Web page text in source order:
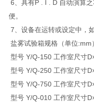
6、具有P . I . D 自动演算
便。
7、设备在运转或设定中，
盐雾试验箱规格（单位:mm
型号 Y/Q-150 工作室尺寸
型号 Y/Q-250 工作室尺寸
型号 Y/Q-750 工作室尺寸
型号 Y/Q-010 工作室尺寸